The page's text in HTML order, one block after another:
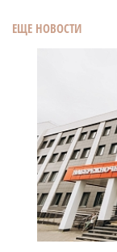
ЕЩЕ НОВОСТИ